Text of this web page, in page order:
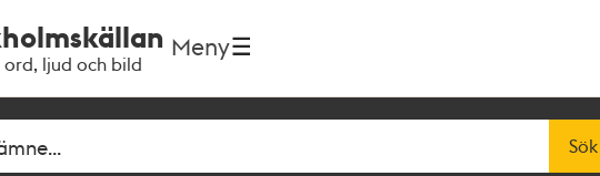
ljud och bild
Meny
Sök